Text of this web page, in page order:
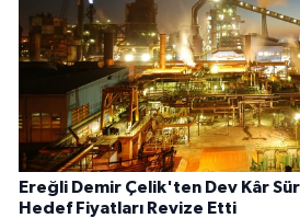
Ereğli Demir Çelik'ten Dev Kâr
Hedef Fiyatları Revize Etti